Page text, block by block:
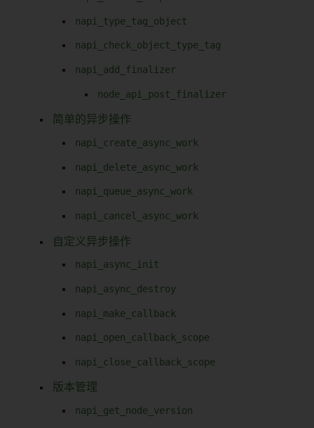
napi_type_tag_object
napi_check_object_type_tag
napi_add_finalizer
node_api_post_finalizer
简单的异步操作
napi_create_async_work
napi_delete_async_work
napi_queue_async_work
napi_cancel_async_work
自定义异步操作
napi_async_init
napi_async_destroy
napi_make_callback
napi_open_callback_scope
napi_close_callback_scope
版本管理
napi_get_node_version